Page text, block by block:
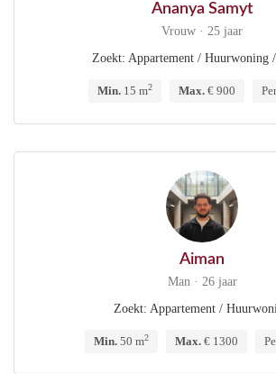
Ananya Samyt
Vrouw · 25 jaar
Zoekt: Appartement / Huurwoning
Min.15 m2 Max.€ 900
Aiman
Man · 26 jaar
Zoekt: Appartement /
Min. 50 m2 Max. € 1300